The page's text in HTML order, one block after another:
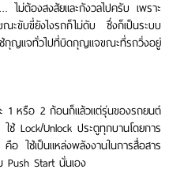
ไม่ต้องสงสัยและกังวลไปครับ เพราะ
ขับขี่ยังไงรถก็ไม่ดับ ซึ่งก็เป็นระบบ
กุญแจทั่วไปที่บิดกุญแจขณะที่รถวิ่งอยู่
1 หรือ 2 ก้อนก็แล้วแต่รุ่นของรถยนต์
Lock/Unlock ประตูทุกบานโดยการ
ใช้เป็นแหล่งพลังงานในการสื่อสาร
Push Start นั่นเอง